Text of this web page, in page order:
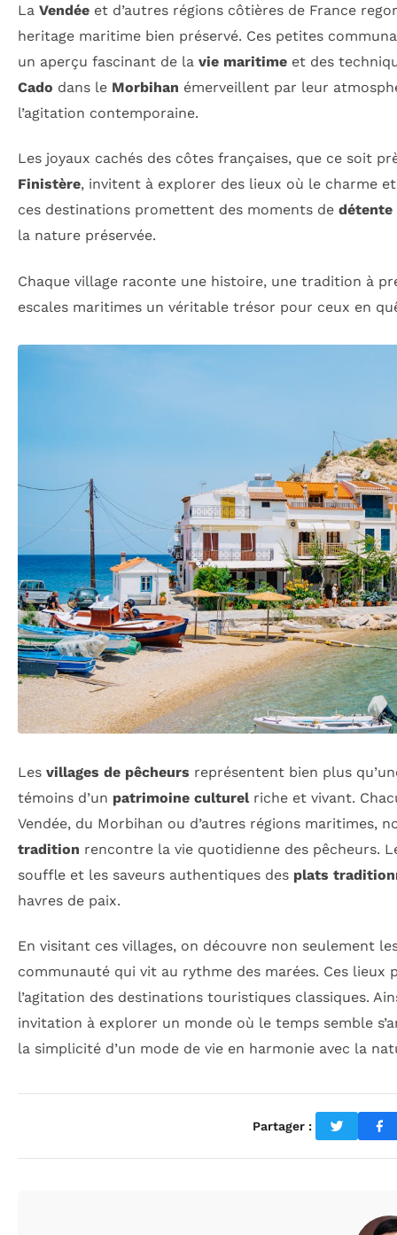
La Vendée et d’autres régions côtières de France
heritage maritime bien préservé. Ces petites
un aperçu fascinant de la vie maritime et des
Cado dans le Morbihan émerveillent par leur
l’agitation contemporaine.
Les joyaux cachés des côtes françaises, que ce soit
Finistère, invitent à explorer des lieux où le charme
ces destinations promettent des moments de détente
la nature préservée.
Chaque village raconte une histoire, une tradition à
escales maritimes un véritable trésor pour ceux en
Les villages de pêcheurs représentent bien plus
témoins d’un patrimoine culturelriche et vivant.
Vendée, du Morbihan ou d’autres régions maritimes,
tradition rencontre la vie quotidienne des pêcheurs.
souffle et les saveurs authentiques des plats
havres de paix.
En visitant ces villages, on découvre non seulement
communauté qui vit au rythme des marées. Ces
l’agitation des destinations touristiques classiques.
invitation à explorer un monde où le temps semble
la simplicité d’un mode de vie en harmonie avec la
Partager :